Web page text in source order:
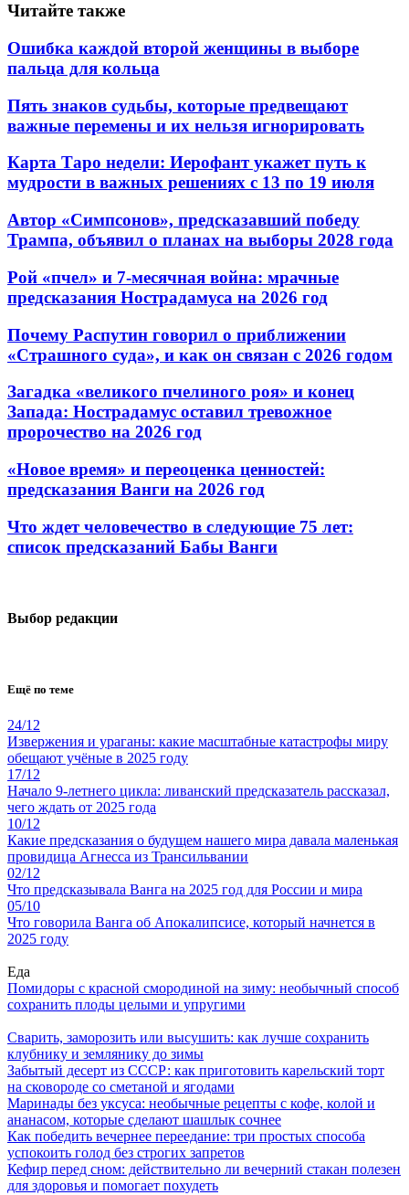
Читайте также
Ошибка каждой второй женщины в выборе
пальца для кольца
Пять знаков судьбы, которые предвещают
важные перемены и их нельзя игнорировать
Карта Таро недели: Иерофант укажет путь к
мудрости в важных решениях с 13 по 19 июля
Автор «Симпсонов», предсказавший победу
Трампа, объявил о планах на выборы 2028 года
Рой «пчел» и 7-месячная война: мрачные
предсказания Нострадамуса на 2026 год
Почему Распутин говорил о приближении
«Страшного суда», и как он связан с 2026 годом
Загадка «великого пчелиного роя» и конец
Запада: Нострадамус оставил тревожное
пророчество на 2026 год
«Новое время» и переоценка ценностей:
предсказания Ванги на 2026 год
Что ждет человечество в следующие 75 лет:
список предсказаний Бабы Ванги
Выбор редакции
Ещё по теме
24/12
Извержения и ураганы: какие масштабные катастрофы миру
обещают учёные в 2025 году
17/12
Начало 9-летнего цикла: ливанский предсказатель рассказал,
чего ждать от 2025 года
10/12
Какие предсказания о будущем нашего мира давала маленькая
провидица Агнесса из Трансильвании
02/12
Что предсказывала Ванга на 2025 год для России и мира
05/10
Что говорила Ванга об Апокалипсисе, который начнется в
2025 году
Еда
Помидоры с красной смородиной на зиму: необычный способ
сохранить плоды целыми и упругими
Сварить, заморозить или высушить: как лучше сохранить
клубнику и землянику до зимы
Забытый десерт из СССР: как приготовить карельский торт
на сковороде со сметаной и ягодами
Маринады без уксуса: необычные рецепты с кофе, колой и
ананасом, которые сделают шашлык сочнее
Как победить вечернее переедание: три простых способа
успокоить голод без строгих запретов
Кефир перед сном: действительно ли вечерний стакан полезен
для здоровья и помогает похудеть